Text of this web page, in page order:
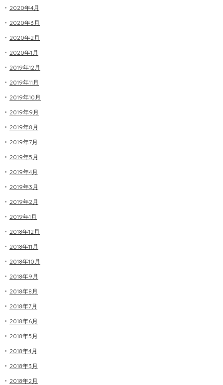
2020年4月
2020年3月
2020年2月
2020年1月
2019年12月
2019年11月
2019年10月
2019年9月
2019年8月
2019年7月
2019年5月
2019年4月
2019年3月
2019年2月
2019年1月
2018年12月
2018年11月
2018年10月
2018年9月
2018年8月
2018年7月
2018年6月
2018年5月
2018年4月
2018年3月
2018年2月